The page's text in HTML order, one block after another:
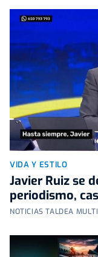
VIDA Y ESTILO
Javier Ruiz se
periodismo,
NOTICIAS TALDEA